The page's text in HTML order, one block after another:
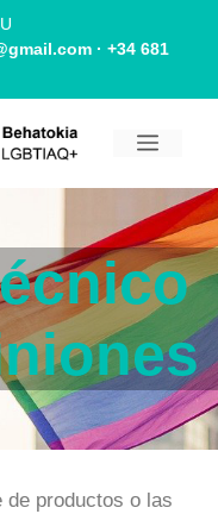
· +34 681
de productos o las